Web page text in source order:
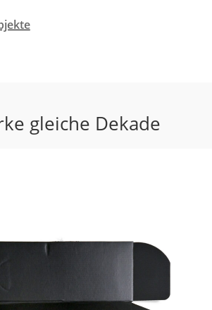
gleiche Dekade